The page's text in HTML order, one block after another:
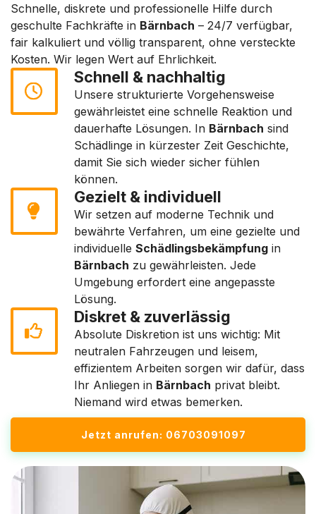
Schnelle, diskrete und professionelle Hilfe durch
geschulte Fachkräfte in Bärnbach – 24/7 verfügbar,
fair kalkuliert und völlig transparent, ohne versteckte
Kosten. Wir legen Wert auf Ehrlichkeit.
Schnell & nachhaltig
Unsere strukturierte Vorgehensweise
gewährleistet eine schnelle Reaktion und
dauerhafte Lösungen. In Bärnbach sind
Schädlinge in kürzester Zeit Geschichte,
damit Sie sich wieder sicher fühlen
können.
Gezielt & individuell
Wir setzen auf moderne Technik und
bewährte Verfahren, um eine gezielte und
individuelle Schädlingsbekämpfung in
Bärnbach zu gewährleisten. Jede
Umgebung erfordert eine angepasste
Lösung.
Diskret & zuverlässig
Absolute Diskretion ist uns wichtig: Mit
neutralen Fahrzeugen und leisem,
effizientem Arbeiten sorgen wir dafür, dass
Ihr Anliegen in Bärnbach privat bleibt.
Niemand wird etwas bemerken.
Jetzt anrufen: 06703091097